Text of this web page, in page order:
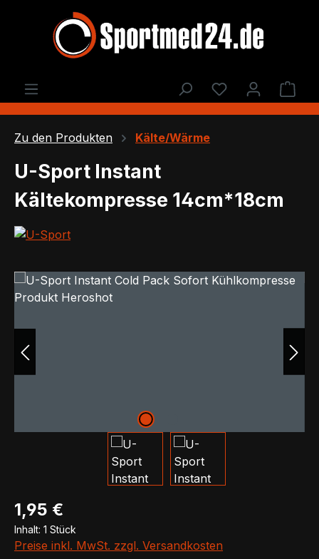
Zum Hauptinhalt springen
Du hast 0
Zu den Produkten Kälte/Wärme
U-Sport Instant
Kältekompresse 14cm*18cm
Bildergalerie überspringen
Regulärer Preis:
1,95 €
Inhalt: 1 Stück
Preise inkl. MwSt. zzgl. Versandkosten